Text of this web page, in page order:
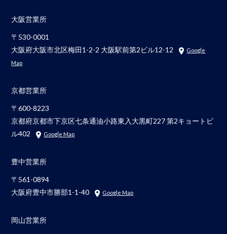
大阪営業所
〒530-0001
大阪府大阪市北区梅田1-2-2 大阪駅前第2ビル12-12
Google
Map
京都営業所
〒600-8223
京都府京都市下京区七条通油小路東入大黒町227 第2キョートビ
ル402
Google Map
豊中営業所
〒561-0894
大阪府豊中市勝部1-1-40
Google Map
岡山営業所